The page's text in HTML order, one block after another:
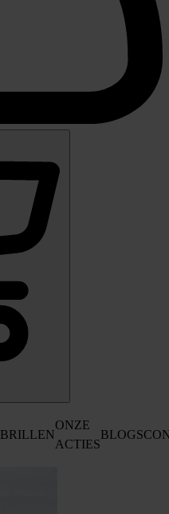
BRILLEN
ONZE
ACTIES
BLOGS